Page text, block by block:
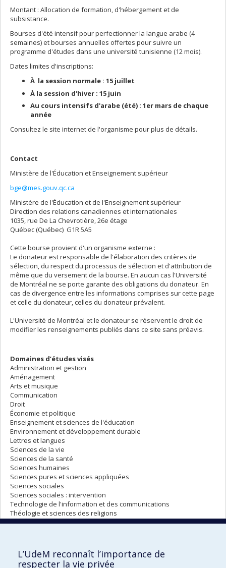
Montant : Allocation de formation, d'hébergement et de
subsistance.
Bourses d'été intensif pour perfectionner la langue arabe (4
semaines) et bourses annuelles offertes pour suivre un
programme d'études dans une université tunisienne (12 mois).
Dates limites d'inscriptions:
À la session normale : 15 juillet
À la session d'hiver : 15 juin
Au cours intensifs d'arabe (été) : 1er mars de chaque
année
Consultez le site internet de l'organisme pour plus de détails.
Contact
Ministère de l'Éducation et Enseignement supérieur
bge@mes.gouv.qc.ca
Ministère de l'Éducation et de l'Enseignement supérieur
Direction des relations canadiennes et internationales
1035, rue De La Chevrotière, 26e étage
Québec (Québec) G1R 5A5
Cette bourse provient d'un organisme externe :
Le donateur est responsable de l'élaboration des critères de
sélection, du respect du processus de sélection et d'attribution de
même que du versement de la bourse. En aucun cas l'Université
de Montréal ne se porte garante des obligations du donateur. En
cas de divergence entre les informations comprises sur cette page
et celle du donateur, celles du donateur prévalent.
L'Université de Montréal et le donateur se réservent le droit de
modifier les renseignements publiés dans ce site sans préavis.
Domaines d’études visés
Administration et gestion
Aménagement
Arts et musique
Communication
Droit
Économie et politique
Enseignement et sciences de l'éducation
Environnement et développement durable
Lettres et langues
Sciences de la vie
Sciences de la santé
Sciences humaines
Sciences pures et sciences appliquées
Sciences sociales
Sciences sociales : intervention
Technologie de l'information et des communications
Théologie et sciences des religions
L’UdeM reconnaît l’importance de
respecter la vie privée